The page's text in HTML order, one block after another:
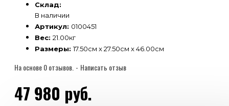
подключения, мм²
Габаритные размеры, мм,
не более
более
упаковки, мм, не более
Склад:
В наличии
Артикул: 0100451
Вес: 21.00кг
Размеры: 17.50см x 27.50см x 46.00см
На основе 0 отзывов. - Написать отзыв
47 980 руб.